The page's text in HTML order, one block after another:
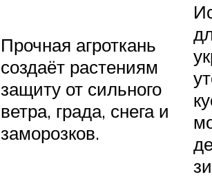
Прочная агроткань
создаёт растениям
защиту от сильного
ветра, града, снега и
заморозков.